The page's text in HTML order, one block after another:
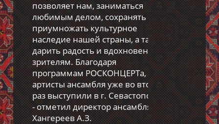
позволяет нам, заниматься
любимым делом, сохранять и
приумножать культурное
наследие нашей страны, а также
дарить радость и вдохновение
зрителям. Благодаря
программам РОСКОНЦЕРТа,
артисты ансамбля уже во второй
раз выступили в г. Севастополь ",
- отметил директор ансамбля
Хангереев А.З.